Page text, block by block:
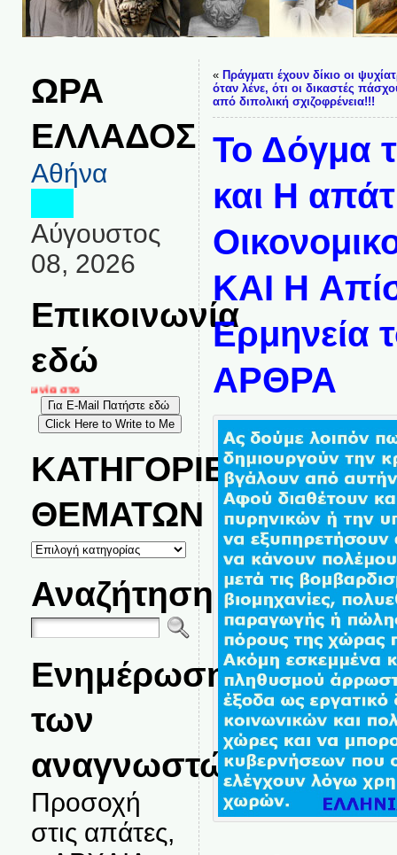
ΩΡΑ
ΕΛΛΑΔΟΣ
Αθήνα
Αύγουστος
08, 2026
Επικοινωνία
εδώ
στο
ΚΑΤΗΓΟΡΙΕΣ
ΘΕΜΑΤΩΝ
ΚΑΤΗΓΟΡΙΕΣ
ΘΕΜΑΤΩΝ
Αναζήτηση
Ενημέρωση
των
αναγνωστών.
Προσοχή
στις απάτες,
« Πράγματι έχουν δίκιο οι
όταν λένε, ότι οι δικαστές
από διπολική σχιζοφρένεια!!!
Το Δόγμα
και Η
KAI H
Ερμηνεία
ΑΡΘΡΑ